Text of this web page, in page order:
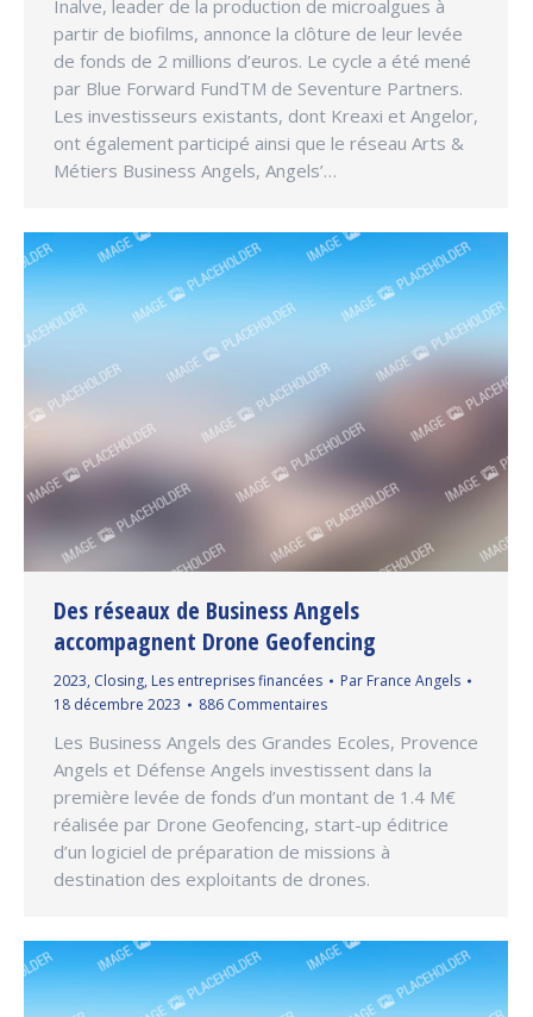
Inalve, leader de la production de microalgues à
partir de biofilms, annonce la clôture de leur levée
de fonds de 2 millions d’euros. Le cycle a été mené
par Blue Forward FundTM de Seventure Partners.
Les investisseurs existants, dont Kreaxi et Angelor,
ont également participé ainsi que le réseau Arts &
Métiers Business Angels, Angels’…
Des réseaux de Business Angels
accompagnent Drone Geofencing
2023, Closing, Les entreprises financées Par France Angels
18 décembre 2023
886 Commentaires
Les Business Angels des Grandes Ecoles, Provence
Angels et Défense Angels investissent dans la
première levée de fonds d’un montant de 1.4 M€
réalisée par Drone Geofencing, start-up éditrice
d’un logiciel de préparation de missions à
destination des exploitants de drones.